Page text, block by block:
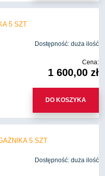
5 SZT
Dostępność: duża ilość
Cena:
1 600,00 zł
DO KOSZYKA
5 SZT
Dostępność: duża ilość